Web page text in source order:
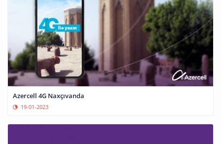
Azercell 4G Naxçıvanda
19-01-2023